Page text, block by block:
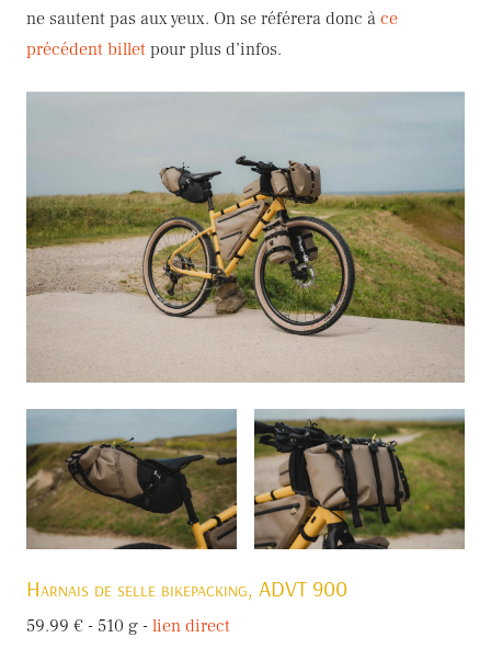
ne sautent pas aux yeux. On se référera donc à ce
précédent billet pour plus d’infos.
Harnais de selle bikepacking, ADVT 900
59.99 € - 510 g - lien direct